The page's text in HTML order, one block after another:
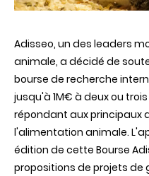
Adisseo, un des leaders
animale, a décidé de
bourse de recherche
jusqu'à 1M€ à deux ou
répondant aux principaux
l'alimentation animale.
édition de cette Bourse
propositions de projets